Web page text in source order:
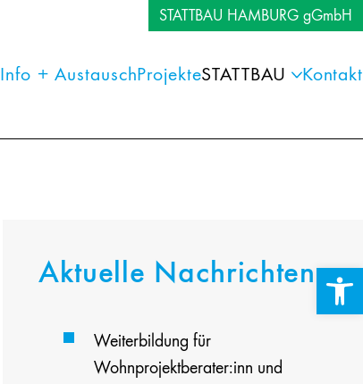
STATTBAU HAMBURG gGmbH
Info + AustauschProjekteSTATTBAU Kontakt
Aktuelle Nachrichten
Weiterbildung für
Wohnprojektberater:inn und